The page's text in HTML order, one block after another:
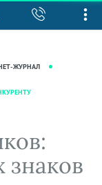
ЖУРНАЛ